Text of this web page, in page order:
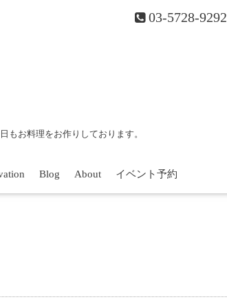
03-5728-9292
もお料理をお作りしております。
Blog About イベント予約